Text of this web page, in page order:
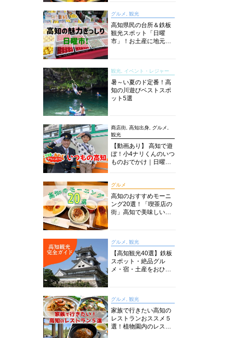
グルメ, 観光
高知県民の台所＆鉄板
観光スポット「日曜
市」！お土産に地元野
説！
観光, イベント・レジャー
暑～い夏のド定番！高
知の川遊びベストスポ
ット5選
商店街, 高知出身, グルメ,
観光
【動画あり】 高知で遊
ぼ！小4ナリくんのいつ
ものおでかけ｜日曜市
グルメ
高知のおすすめモーニ
ング20選！「喫茶店の
街」高知で美味しい喫
グルメ, 観光
【高知観光40選】鉄板
スポット・絶品グル
メ・宿・土産をおひと
グルメ, 観光
家族で行きたい高知の
レストランおススメ５
選！植物園内のレスト